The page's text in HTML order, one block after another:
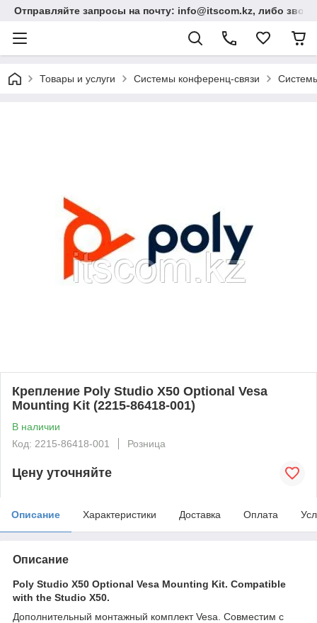
Отправляйте запросы на почту: info@itscom.kz, либо
Товары и услуги Системы конференц-связи
Крепление Poly Studio X50 Optional Vesa
Mounting Kit (2215-86418-001)
В наличии
Код: 2215-86418-001
Розница
Цену уточняйте
Описание Характеристики Доставка Оплата
Описание
Poly Studio X50 Optional Vesa Mounting Kit. Compatible
with the Studio X50.
Дополнительный монтажный комплект Vesa. Совместим с